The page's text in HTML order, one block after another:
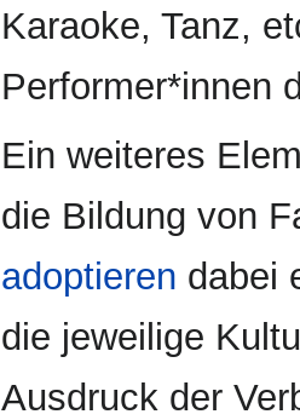
Karaoke, Tanz,
Performer*innen
Ein weiteres
die Bildung von
adoptieren dabei
die jeweilige
Ausdruck der